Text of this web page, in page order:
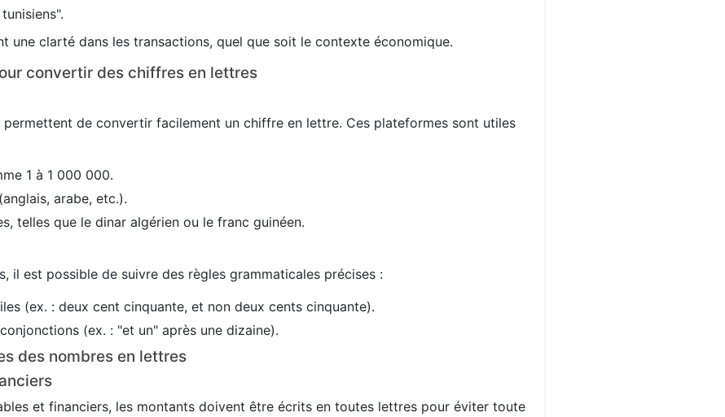
une clarté dans les transactions, quel que soit le contexte économique.
convertir des chiffres en lettres
permettent de convertir facilement un chiffre en lettre. Ces plateformes sont utiles
1 à 1 000 000.
arabe, etc.).
telles que le dinar algérien ou le franc guinéen.
il est possible de suivre des règles grammaticales précises :
(ex. : deux cent cinquante, et non deux cents cinquante).
(ex. : "et un" après une dizaine).
des nombres en lettres
et financiers, les montants doivent être écrits en toutes lettres pour éviter toute